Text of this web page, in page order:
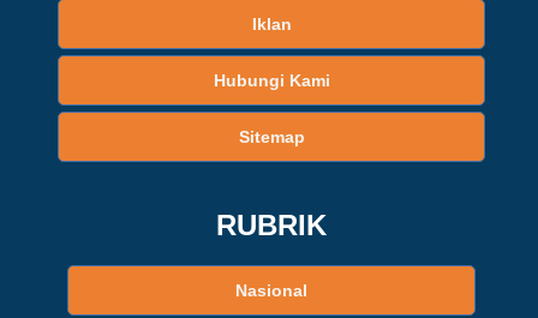
Iklan
Hubungi Kami
Sitemap
RUBRIK
Nasional